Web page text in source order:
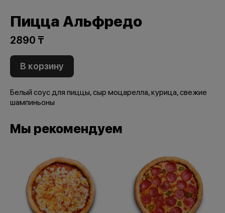
Пицца Альфредо
2890 ₸
В корзину
Белый соус для пиццы, сыр моцарелла, курица, свежие
шампиньоны
Мы рекомендуем